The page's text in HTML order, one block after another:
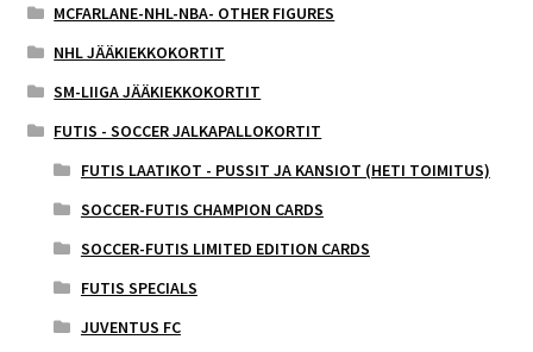
MCFARLANE-NHL-NBA- OTHER FIGURES
NHL JÄÄKIEKKOKORTIT
SM-LIIGA JÄÄKIEKKOKORTIT
FUTIS - SOCCER JALKAPALLOKORTIT
FUTIS LAATIKOT - PUSSIT JA KANSIOT (HETI TOIMITUS)
SOCCER-FUTIS CHAMPION CARDS
SOCCER-FUTIS LIMITED EDITION CARDS
FUTIS SPECIALS
JUVENTUS FC